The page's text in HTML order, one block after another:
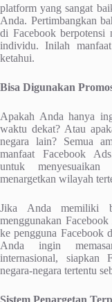
platform yang sangat
Anda. Pertimbangkan
di Facebook berpotensi
individu. Inilah
ketahui.
Bisa Digunakan
Apakah Anda hanya
waktu dekat? Atau
negara lain? Semua
manfaat Facebook
untuk
menargetkan wilayah
Jika Anda memiliki
menggunakan
ke pengguna Facebook
Anda ingin
internasional, siapkan
negara-negara tertentu
Sistem Penargetan